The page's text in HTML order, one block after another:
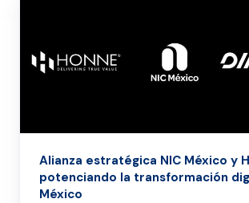
Alianza estratégica NIC México y
potenciando la transformación
México